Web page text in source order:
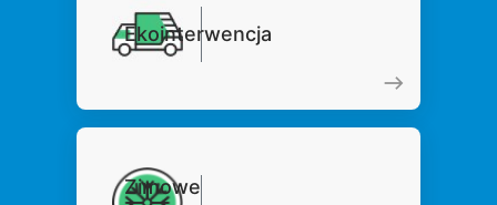
Ekointerwencja
Zimowe